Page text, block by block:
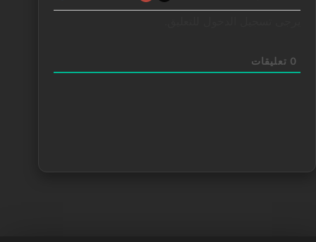
0 تعليقات